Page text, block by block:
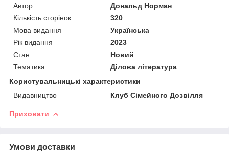
Автор
Дональд Норман
Кількість сторінок
320
Мова видання
Українська
Рік видання
2023
Стан
Новий
Тематика
Ділова література
Користувальницькі характеристики
Видавництво
Клуб Сімейного Дозвілля
Приховати
Умови доставки